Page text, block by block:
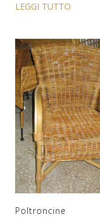
LEGGI TUTTO
Poltroncine